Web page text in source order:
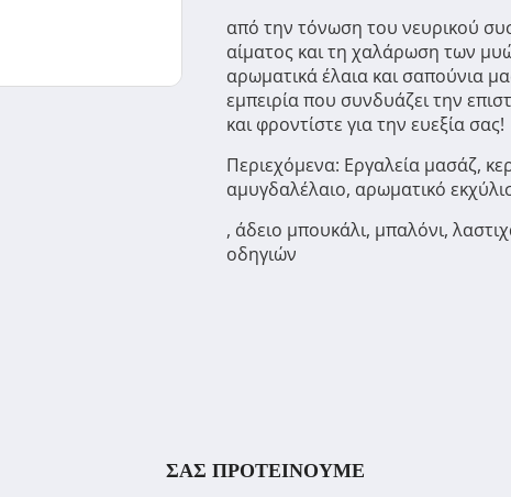
από την τόνωση του νευρικού
αίματος και τη χαλάρωση των
αρωματικά έλαια και σαπούνια
εμπειρία που συνδυάζει την
και φροντίστε για την ευεξία σας!
Περιεχόμενα: Εργαλεία μασάζ,
αμυγδαλέλαιο, αρωματικό
, άδειο μπουκάλι, μπαλόνι,
οδηγιών
ΣΑΣ ΠΡΟΤΕΙΝΟΥΜΕ